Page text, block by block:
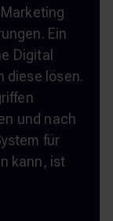
Ein
Digital
diese lösen.
und nach
für
kann, ist